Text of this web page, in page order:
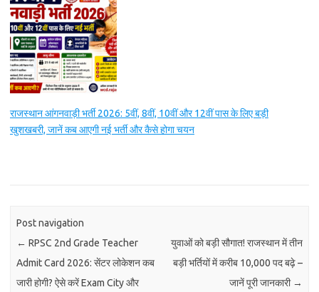
राजस्थान आंगनवाड़ी भर्ती 2026: 5वीं, 8वीं, 10वीं और 12वीं पास के लिए बड़ी
खुशखबरी, जानें कब आएगी नई भर्ती और कैसे होगा चयन
Post navigation
← RPSC 2nd Grade Teacher
Admit Card 2026: सेंटर लोकेशन कब
जारी होगी? ऐसे करें Exam City और
युवाओं को बड़ी सौगात! राजस्थान में तीन
बड़ी भर्तियों में करीब 10,000 पद बढ़े –
जानें पूरी जानकारी →